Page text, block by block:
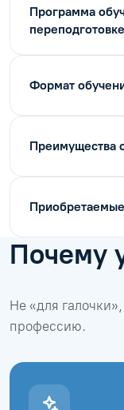
Программа
Формат
Преимущества
Почему
Не «для
профессию.